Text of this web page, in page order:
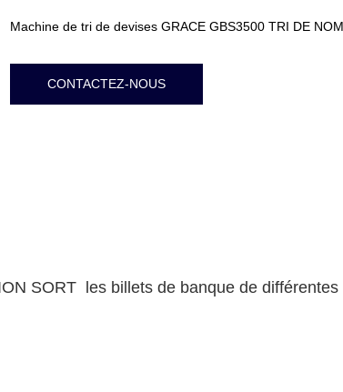
Machine de tri de devises GRACE GBS3500 TRI DE
CONTACTEZ-NOUS
SORT les billets de banque de